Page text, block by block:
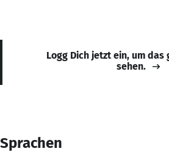
Logg Dich jetzt ein, um das
sehen.
Sprachen